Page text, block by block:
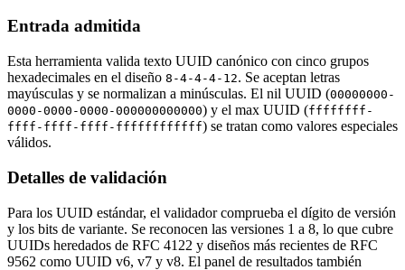
Entrada admitida
Esta herramienta valida texto UUID canónico con cinco grupos
hexadecimales en el diseño 8-4-4-4-12. Se aceptan letras
mayúsculas y se normalizan a minúsculas. El nil UUID (00000000-
0000-0000-0000-000000000000) y el max UUID (ffffffff-
ffff-ffff-ffff-ffffffffffff) se tratan como valores especiales
válidos.
Detalles de validación
Para los UUID estándar, el validador comprueba el dígito de versión
y los bits de variante. Se reconocen las versiones 1 a 8, lo que cubre
UUIDs heredados de RFC 4122 y diseños más recientes de RFC
9562 como UUID v6, v7 y v8. El panel de resultados también